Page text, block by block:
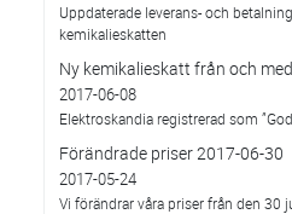
Uppdaterade leverans- och
kemikalieskatten
Ny kemikalieskatt från och
2017-06-08
Elektroskandia registrerad som
Förändrade priser 2017-06-30
2017-05-24
Vi förändrar våra priser från den 30